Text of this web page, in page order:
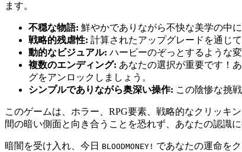
ます。
不穏な物語: 鮮やかでありながら不快な美学の中
戦略的残虐性: 計算されたアップグレードを通じ
動的なビジュアル: ハービーのぞっとするような
複数のエンディング: あなたの選択が重要です！
グをアンロックしましょう。
シンプルでありながら奥深い操作: この陰惨な挑
このゲームは、ホラー、RPG要素、戦略的なクリッキ
間の暗い側面と向き合うことを恐れず、あなたの認識
暗闇を受け入れ、今日 BLOODMONEY! であなたの運命を